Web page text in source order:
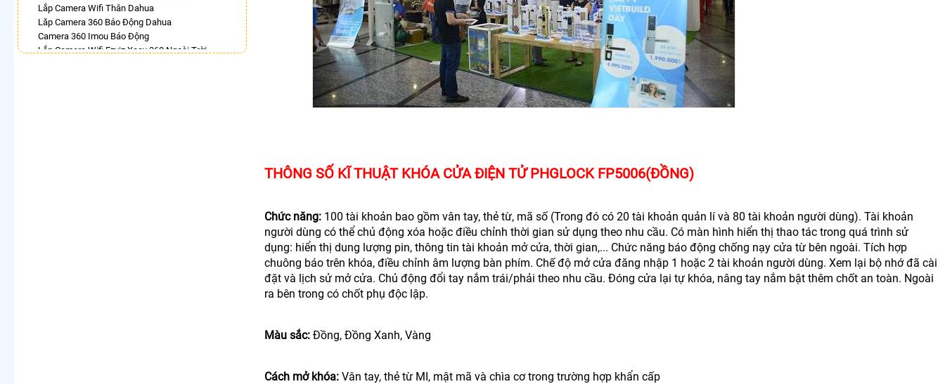
Lắp Camera Wifi Thân Dahua
Lăp Camera 360 Báo Động Dahua
Camera 360 Imou Báo Động
Lắp Camera Wifi Ezviz Xoay 360 Ngoài Trời
THÔNG SỐ KĨ THUẬT KHÓA CỬA ĐIỆN TỬ PHGLOCK FP5006(ĐỒNG)
Chức năng: 100 tài khoản bao gồm vân tay, thẻ từ, mã số (Trong đó có 20 tài khoản quản lí và 80 tài khoản người dùng). Tài khoản
người dùng có thể chủ động xóa hoặc điều chỉnh thời gian sử dụng theo nhu cầu. Có màn hình hiển thị thao tác trong quá trình sử
dụng: hiển thị dung lượng pin, thông tin tài khoản mở cửa, thời gian,... Chức năng báo động chống nạy cửa từ bên ngoài. Tích hợp
chuông báo trên khóa, điều chỉnh âm lượng bàn phím. Chế độ mở cửa đăng nhập 1 hoặc 2 tài khoản người dùng. Xem lại bộ nhớ đã cài
đặt và lịch sử mở cửa. Chủ động đổi tay nắm trái/phải theo nhu cầu. Đóng cửa lại tự khóa, nâng tay nắm bật thêm chốt an toàn. Ngoài
ra bên trong có chốt phụ độc lập.
Màu sắc: Đồng, Đồng Xanh, Vàng
Cách mở khóa: Vân tay, thẻ từ MI, mật mã và chìa cơ trong trường hợp khẩn cấp